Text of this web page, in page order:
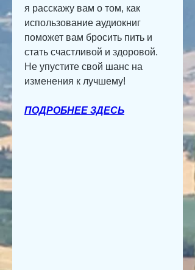
я расскажу вам о том, как
использование аудиокниг
поможет вам бросить пить и
стать счастливой и здоровой.
Не упустите свой шанс на
изменения к лучшему!
ПОДРОБНЕЕ ЗДЕСЬ